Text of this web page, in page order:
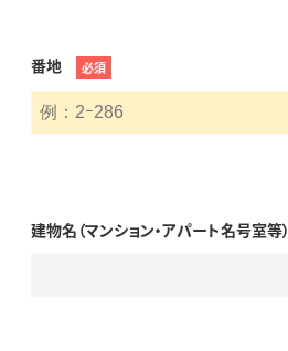
番地 必須
建物名（マンション・アパート名号室等）